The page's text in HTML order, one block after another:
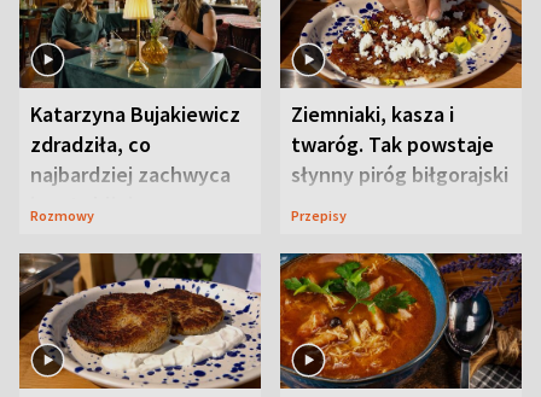
Katarzyna Bujakiewicz
zdradziła, co
najbardziej zachwyca
ją w Lublinie
Rozmowy
Ziemniaki, kasza i
twaróg. Tak powstaje
słynny piróg biłgorajski
Przepisy